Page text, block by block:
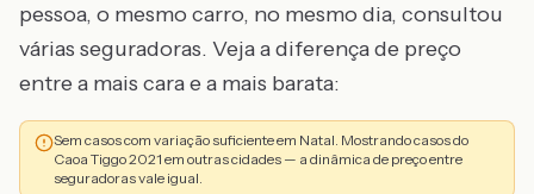
pessoa, o mesmo carro, no mesmo dia, consultou
várias seguradoras. Veja a diferença de preço
entre a mais cara e a mais barata:
Sem casos com variação suficiente em Natal. Mostrando casos do
Caoa Tiggo 2021 em outras cidades — a dinâmica de preço entre
seguradoras vale igual.